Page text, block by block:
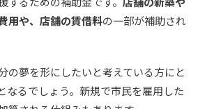
用や、店舗の賃借料の一部が補助され
の夢を形にしたいと考えている方にと
なるでしょう。新規で市民を雇用した